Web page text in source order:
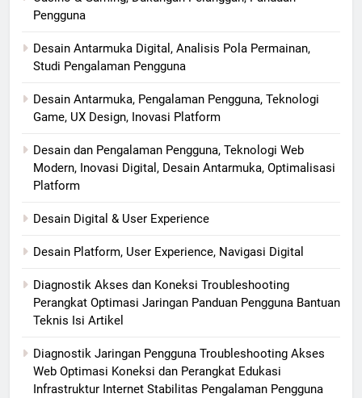
Pengguna
Desain Antarmuka Digital, Analisis Pola Permainan,
Studi Pengalaman Pengguna
Desain Antarmuka, Pengalaman Pengguna, Teknologi
Game, UX Design, Inovasi Platform
Desain dan Pengalaman Pengguna, Teknologi Web
Modern, Inovasi Digital, Desain Antarmuka, Optimalisasi
Platform
Desain Digital & User Experience
Desain Platform, User Experience, Navigasi Digital
Diagnostik Akses dan Koneksi Troubleshooting
Perangkat Optimasi Jaringan Panduan Pengguna Bantuan
Teknis Isi Artikel
Diagnostik Jaringan Pengguna Troubleshooting Akses
Web Optimasi Koneksi dan Perangkat Edukasi
Infrastruktur Internet Stabilitas Pengalaman Pengguna